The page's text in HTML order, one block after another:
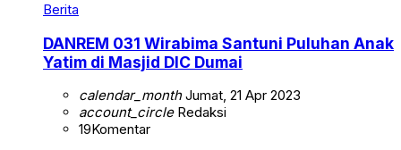
Berita
DANREM 031 Wirabima Santuni Puluhan Anak
Yatim di Masjid DIC Dumai
calendar_monthJumat, 21 Apr 2023
account_circleRedaksi
19Komentar